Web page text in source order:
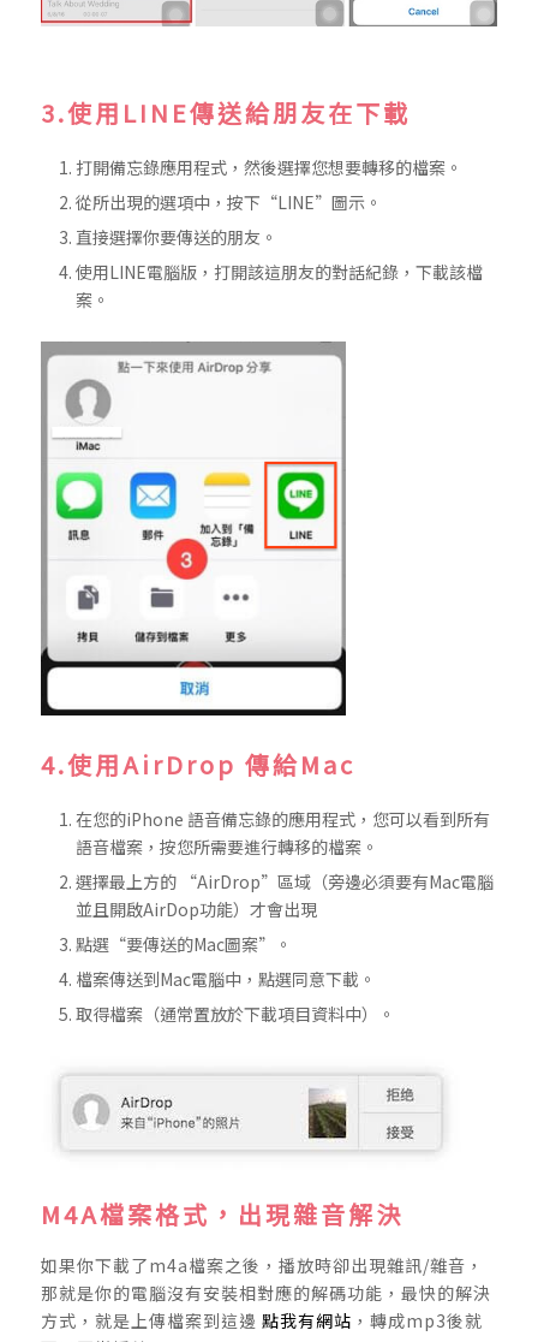
3.使用LINE傳送給朋友在下載
打開備忘錄應用程式，然後選擇您想要轉移的檔案。
從所出現的選項中，按下“LINE”圖示。
直接選擇你要傳送的朋友。
使用LINE電腦版，打開該這朋友的對話紀錄，下載該檔
案。
4.使用AirDrop 傳給Mac
在您的iPhone 語音備忘錄的應用程式，您可以看到所有
語音檔案，按您所需要進行轉移的檔案。
選擇最上方的 “AirDrop”區域（旁邊必須要有Mac電腦
並且開啟AirDop功能）才會出現
點選“要傳送的Mac圖案”。
檔案傳送到Mac電腦中，點選同意下載。
取得檔案（通常置放於下載項目資料中）。
M4A檔案格式，出現雜音解決
如果你下載了m4a檔案之後，播放時卻出現雜訊/雜音，
那就是你的電腦沒有安裝相對應的解碼功能，最快的解決
方式，就是上傳檔案到這邊 點我有網站 ，轉成mp3後就